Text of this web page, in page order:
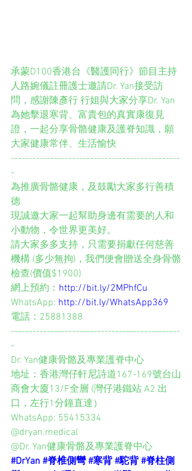
承蒙D100香港台《醫護同行》節目主持
人路婉儀註冊護士邀請Dr. Yan接受訪
問，感謝陳彥行 行姐與大家分享Dr. Yan
為她擊退寒背、富貴包的真實康復見
證，一起分享骨骼健康及護脊知識，願
大家健康常伴、生活愉快
-----------------------------------------------
-
為推廣骨骼健康，及鼓勵大家多行善積
德
現誠邀大家一起幫助身邊有需要的人和
小動物，令世界更美好。
請大家多多支持，只需要捐獻任何慈善
機構 (多少無拘)，我們便會贈送全身骨骼
檢查(價值$1900)
網上預約： http://bit.ly/2MPhfCu
WhatsApp: http://bit.ly/WhatsApp369
電話：25881388
-----------------------------------------------
-
Dr. Yan健康骨骼及專業護脊中心
地址：香港灣仔軒尼詩道167-169號台山
商會大廈13/F全層 (灣仔港鐵站 A2 出
口，左行1分鐘直達）
WhatsApp: 55415334
@dryan.medical
@Dr. Yan健康骨骼及專業護脊中心
#DrYan #脊椎側彎 #寒背 #駝背 #脊柱側